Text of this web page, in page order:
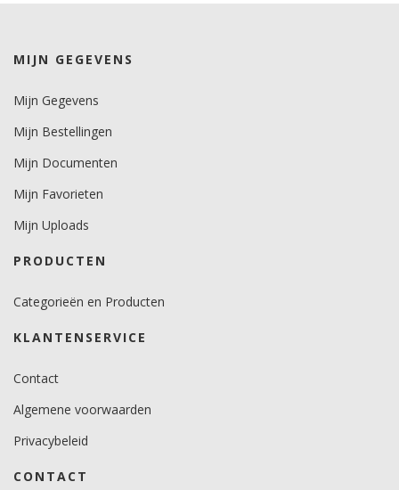
MIJN GEGEVENS
Mijn Gegevens
Mijn Bestellingen
Mijn Documenten
Mijn Favorieten
Mijn Uploads
PRODUCTEN
Categorieën en Producten
KLANTENSERVICE
Contact
Algemene voorwaarden
Privacybeleid
CONTACT